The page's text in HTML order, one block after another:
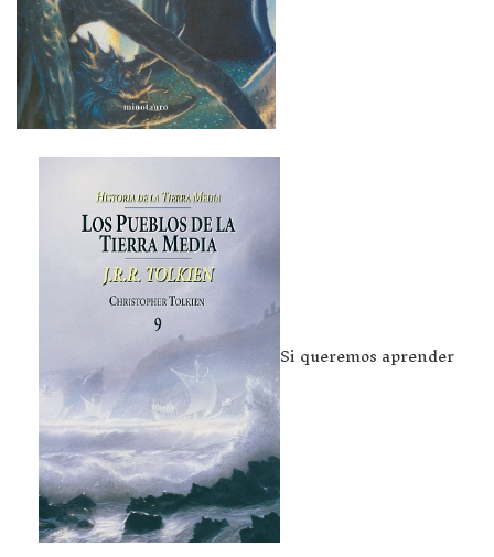
Si queremos aprender